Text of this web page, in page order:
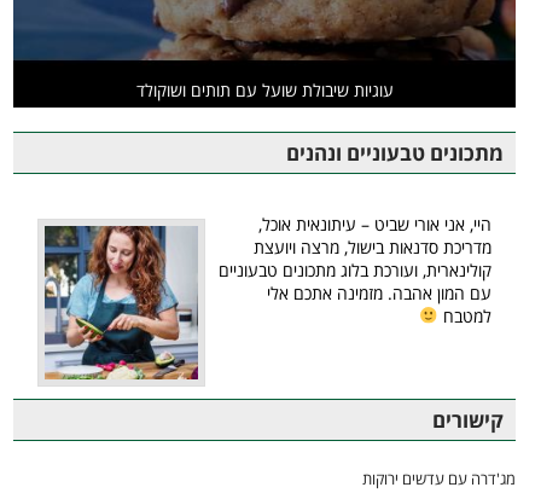
עוגיות שיבולת שועל עם תותים ושוקולד
מתכונים טבעוניים ונהנים
היי, אני אורי שביט – עיתונאית אוכל,
מדריכת סדנאות בישול, מרצה ויועצת
קולינארית, ועורכת בלוג מתכונים טבעוניים
עם המון אהבה. מזמינה אתכם אלי
למטבח
קישורים
מג'דרה עם עדשים ירוקות